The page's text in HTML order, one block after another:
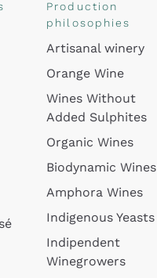
Production
philosophies
Artisanal winery
Orange Wine
Wines Without
Added Sulphites
Organic Wines
Biodynamic Wines
Amphora Wines
Indigenous Yeasts
Indipendent
Winegrowers